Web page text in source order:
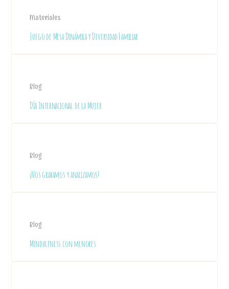
Materiales
Juego de Mesa Dinámica y Diversidad Familiar
Blog
Día Internacional de la Mujer
Blog
¡Nos grabamos y analizamos!
Blog
Mindulfness con menores